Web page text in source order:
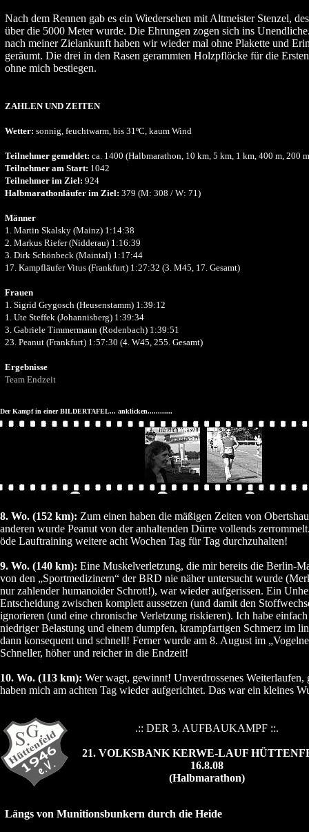
Nach dem Rennen gab es ein Wiedersehen mit Altmeister Stenzel,
über die 5000 Meter wurde. Die Ehrungen zogen sich ins
nach meiner Zielankunft haben wir wieder mal ohne Plakette und
geräumt. Die drei in den Rasen gerammten Holzpflöcke für die
ohne mich bestiegen.
ZAHLEN UND ZEITEN
Wetter: sonnig, feuchtwarm, bis 31ºC, kaum Wind
Teilnehmer gemeldet: ca. 1400 (Halbmarathon, 10 km, 5 km, 1 km, 400 m, 200
Teilnehmer am Start: 1042
Teilnehmer im Ziel: 924
Halbmarathonläufer im Ziel: 379 (M: 308 / W: 71)
Männer
1. Martin Skalsky (Mainz) 1:14:38
2. Markus Riefer (Nidderau) 1:16:39
3. Dirk Schönbeck (Maintal) 1:17:44
17. Kampfläufer Vitus (Frankfurt) 1:27:32 (3. M45, 17. Gesamt)
Frauen
1. Sigrid Grygosch (Heusenstamm) 1:39:12
1. Ute Steffek (Johannisberg) 1:39:34
3. Gabriele Timmermann (Rodenbach) 1:39:51
23. Peanut (Frankfurt) 1:57:30 (4. W45, 255. Gesamt)
Ergebnisse
Team Endzeit
Der Kampf in einer BILDERTAFEL... anklicken............
8. Wo. (152 km): Zum einen haben die mäßigen Zeiten von
anderen wurde Peanut von der anhaltenden Dürre vollends
öde Lauftraining weitere acht Wochen Tag für Tag durchzuhalten!
9. Wo. (140 km): Eine Muskelverletzung, die mir bereits die Berlin-
von den „Sportmedizinern“ der BRD nie näher untersucht wurde
nur zahlender humanoider Schrott!), war wieder aufgerissen. Ein
Entscheidung zwischen komplett aussetzen (und damit den
ignorieren (und eine chronische Verletzung riskieren). Ich habe
niedriger Belastung und einem dumpfen, krampfartigen Schmerz im
dann konsequent und schnell! Ferner wurde am 8. August im
Schneller, höher und reicher in die Endzeit!
10. Wo. (113 km): Wer wagt, gewinnt! Unverdrossenes
haben mich am achten Tag wieder aufgerichtet. Das war ein kleines
.:: DER 3. AUFBAUKAMPF ::.
21. VOLKSBANK KERWE-LAUF
16.8.08
(Halbmarathon)
Längs von Munitionsbunkern durch die Heide